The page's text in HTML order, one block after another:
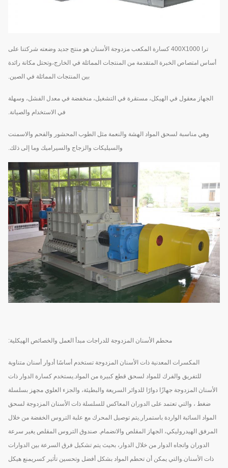
ترا 400X1000 كسارة المكعب مزدوجة الأسنان هو منتج جديد وضعته شركتنا على
أساس امتصاص الخبرة المتقدمة من المنتجات المماثلة في الخارج،وتحتل مكانة رائدة
بين المنتجات المماثلة في الصين.
الجهاز معقول في الهيكل، مستقرة في التشغيل، منخفضة في معدل الفشل، وسهلة
في الاستخدام والصيانة.
وهي مناسبة لسحق المواد الهشة والنعمة مثل الطوب المحشور والفحم والاسمنت
والسيليكات والزجاج والسيراميك وما إلى ذلك.
محطم الأسنان المزدوجة للدراجات مبدأ العمل والخصائص الهيكلية:
المكسرات المعدنية ذات الأسنان المزدوجة تستخدم أساسًا أدوار أسنان متناوبة
للتفريق والفرك للمواد لسحق قطع كبيرة من المواد.يستخدم كسارة الدوار ذات
الأسنان المزدوجة جهازًا دوارًا للدوائر السريعة والبطيئة، والجزء العلوي مجهز بسلسلة
ضغط ، والتي تعتمد على الدوران المعاكس للسلسلة ذات الأسنان المزدوجة لسحق
المواد السائبة الواردة باستمرار.يتم توصيل المحرك مع علبة التروس الخفضة من خلال
المرفق الهيدروليكي، الجهاز المقلص والانضمام. صندوق التروس المقلص يغير سرعة
الدوران واتجاه الدوار من خلال الدوار، بحيث يتم تشكيل فرق السرعة بين الدوارات
ذات الأسنان.والتي يمكن أن تحطم المواد بشكل أفضل وتحسين تأثير كسريمنع هيكل